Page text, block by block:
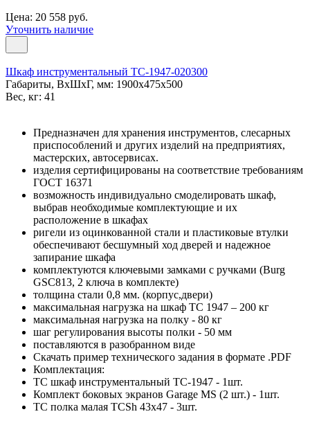
Цена: 20 558 руб.
Уточнить наличие
Шкаф инструментальный TC-1947-020300
Габариты, ВxШxГ, мм: 1900x475x500
Вес, кг: 41
Предназначен для хранения инструментов, слесарных
приспособлений и других изделий на предприятиях,
мастерских, автосервисах.
изделия сертифицированы на соответствие требованиям
ГОСТ 16371
возможность индивидуально смоделировать шкаф,
выбрав необходимые комплектующие и их
расположение в шкафах
ригели из оцинкованной стали и пластиковые втулки
обеспечивают бесшумный ход дверей и надежное
запирание шкафа
комплектуются ключевыми замками с ручками (Burg
GSC813, 2 ключа в комплекте)
толщина стали 0,8 мм. (корпус,двери)
максимальная нагрузка на шкаф ТС 1947 – 200 кг
максимальная нагрузка на полку - 80 кг
шаг регулирования высоты полки - 50 мм
поставляются в разобранном виде
Скачать пример технического задания в формате .PDF
Комплектация:
TC шкаф инструментальный TC-1947 - 1шт.
Комплект боковых экранов Garage MS (2 шт.) - 1шт.
TC полка малая TCSh 43х47 - 3шт.